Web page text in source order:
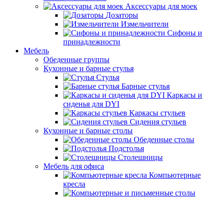
Аксессуары для моек
Дозаторы
Измельчители
Сифоны и
принадлежности
Мебель
Обеденные группы
Кухонные и барные стулья
Стулья
Барные стулья
Каркасы и
сиденья для DYI
Каркасы стульев
Сидения стульев
Кухонные и барные столы
Обеденные столы
Подстолья
Столешницы
Мебель для офиса
Компьютерные
кресла